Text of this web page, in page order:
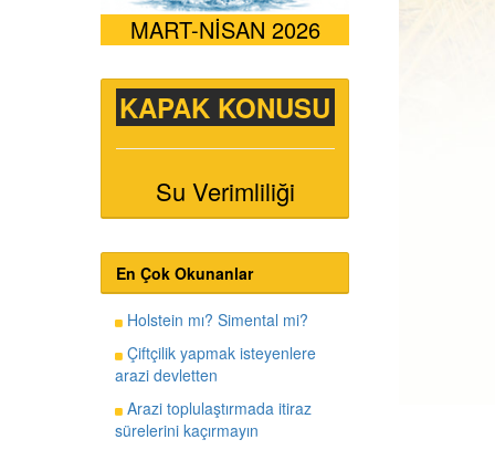
MART-NİSAN 2026
KAPAK KONUSU
Su Verimliliği
En Çok Okunanlar
Holstein mı? Simental mi?
Çiftçilik yapmak isteyenlere
arazi devletten
Arazi toplulaştırmada itiraz
sürelerini kaçırmayın